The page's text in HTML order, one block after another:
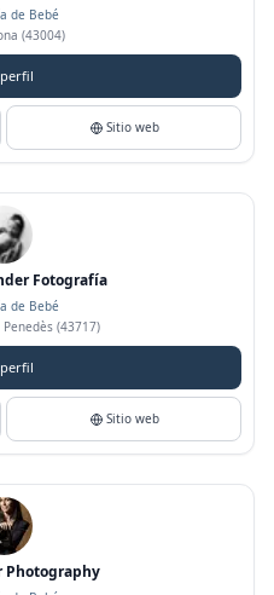
de Bebé
(43004)
Sitio web
Fotografía
de Bebé
(43717)
Sitio web
Photography